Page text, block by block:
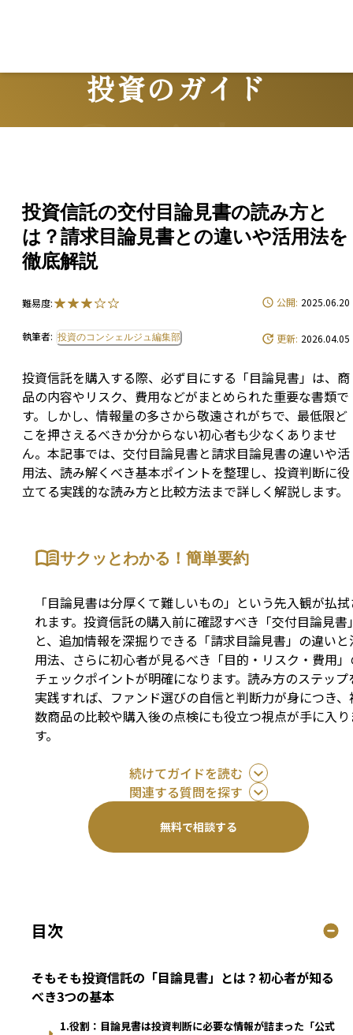
投資のガイド
Guide
投資信託の交付目論見書の読み方と
は？請求目論見書との違いや活用法を
徹底解説
難易度:
執筆者: 投資のコンシェルジュ編集部
公開: 2025.06.20
更新: 2026.04.05
投資信託を購入する際、必ず目にする「目論見書」は、商
品の内容やリスク、費用などがまとめられた重要な書類で
す。しかし、情報量の多さから敬遠されがちで、最低限ど
こを押さえるべきか分からない初心者も少なくありませ
ん。本記事では、交付目論見書と請求目論見書の違いや活
用法、読み解くべき基本ポイントを整理し、投資判断に役
立てる実践的な読み方と比較方法まで詳しく解説します。
サクッとわかる！簡単要約
「目論見書は分厚くて難しいもの」という先入観が払
れます。投資信託の購入前に確認すべき「交付目論見書
と、追加情報を深掘りできる「請求目論見書」の違いと
用法、さらに初心者が見るべき「目的・リスク・費用
チェックポイントが明確になります。読み方のステップ
実践すれば、ファンド選びの自信と判断力が身につき、
数商品の比較や購入後の点検にも役立つ視点が手に入
す。
続けてガイドを読む
関連する質問を探す
無料で相談する
目次
そもそも投資信託の「目論見書」とは？初心者が知る
べき3つの基本
1.役割：目論見書は投資判断に必要な情報が詰まった「公式